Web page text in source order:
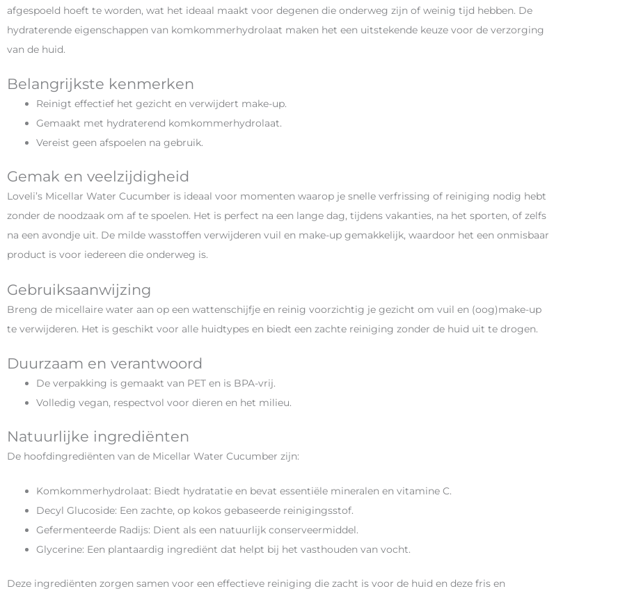
afgespoeld hoeft te worden, wat het ideaal maakt voor degenen die onderweg zijn of weinig tijd hebben. De
hydraterende eigenschappen van komkommerhydrolaat maken het een uitstekende keuze voor de verzorging
van de huid​​.
Belangrijkste kenmerken
Reinigt effectief het gezicht en verwijdert make-up.
Gemaakt met hydraterend komkommerhydrolaat.
Vereist geen afspoelen na gebruik.
Gemak en veelzijdigheid
Loveli’s Micellar Water Cucumber is ideaal voor momenten waarop je snelle verfrissing of reiniging nodig hebt
zonder de noodzaak om af te spoelen. Het is perfect na een lange dag, tijdens vakanties, na het sporten, of zelfs
na een avondje uit. De milde wasstoffen verwijderen vuil en make-up gemakkelijk, waardoor het een onmisbaar
product is voor iedereen die onderweg is​​.
Gebruiksaanwijzing
Breng de micellaire water aan op een wattenschijfje en reinig voorzichtig je gezicht om vuil en (oog)make-up
te verwijderen. Het is geschikt voor alle huidtypes en biedt een zachte reiniging zonder de huid uit te drogen​​.
Duurzaam en verantwoord
De verpakking is gemaakt van PET en is BPA-vrij.
Volledig vegan, respectvol voor dieren en het milieu​​.
Natuurlijke ingrediënten
De hoofdingrediënten van de Micellar Water Cucumber zijn:
Komkommerhydrolaat: Biedt hydratatie en bevat essentiële mineralen en vitamine C.
Decyl Glucoside: Een zachte, op kokos gebaseerde reinigingsstof.
Gefermenteerde Radijs: Dient als een natuurlijk conserveermiddel.
Glycerine: Een plantaardig ingrediënt dat helpt bij het vasthouden van vocht.
Deze ingrediënten zorgen samen voor een effectieve reiniging die zacht is voor de huid en deze fris en